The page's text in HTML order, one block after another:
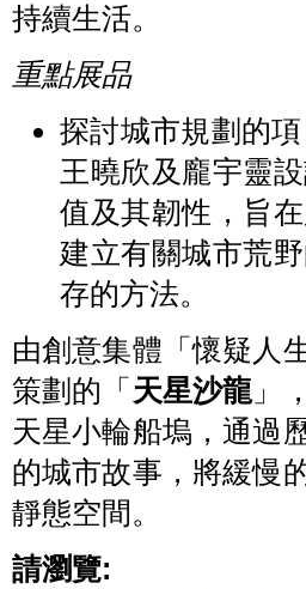
持續生活。
重點展品
探討城市規劃的
王曉欣及龐宇靈
值及其韌性，旨
建立有關城市荒
存的方法。
由創意集體「懷疑人
策劃的「 天星沙龍」
天星小輪船塢，通過
的城市故事，將緩慢
靜態空間。
請瀏覽: